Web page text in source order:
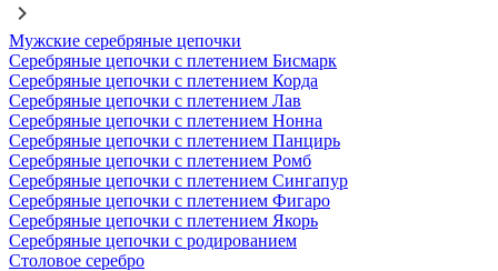
Мужские серебряные цепочки
Серебряные цепочки с плетением Бисмарк
Серебряные цепочки с плетением Корда
Серебряные цепочки с плетением Лав
Серебряные цепочки с плетением Нонна
Серебряные цепочки с плетением Панцирь
Серебряные цепочки с плетением Ромб
Серебряные цепочки с плетением Сингапур
Серебряные цепочки с плетением Фигаро
Серебряные цепочки с плетением Якорь
Серебряные цепочки с родированием
Столовое серебро